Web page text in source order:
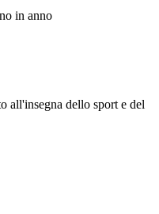
in anno
all'insegna dello sport e del